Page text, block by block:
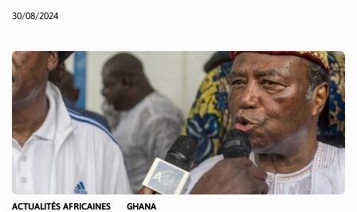
30/08/2024
ACTUALITÉS AFRICAINES GHANA